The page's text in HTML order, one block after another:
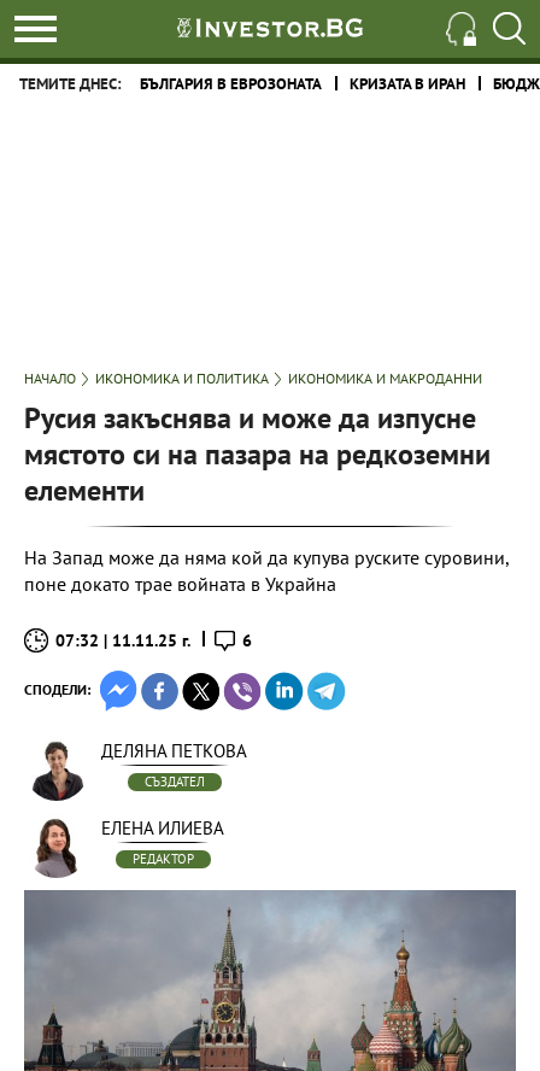
ТЕМИТЕ ДНЕС: БЪЛГАРИЯ В ЕВРОЗОНАТА КРИЗАТА В ИРАН
НАЧАЛО ИКОНОМИКА И ПОЛИТИКА ИКОНОМИКА И МАКРОДАННИ
Русия закъснява и може да изпусне
мястото си на пазара на редкоземни
елементи
На Запад може да няма кой да купува руските суровини,
поне докато трае войната в Украйна
07:32 | 11.11.25 г. 6
СПОДЕЛИ:
ДЕЛЯНА ПЕТКОВА
СЪЗДАТЕЛ
ЕЛЕНА ИЛИЕВА
РЕДАКТОР